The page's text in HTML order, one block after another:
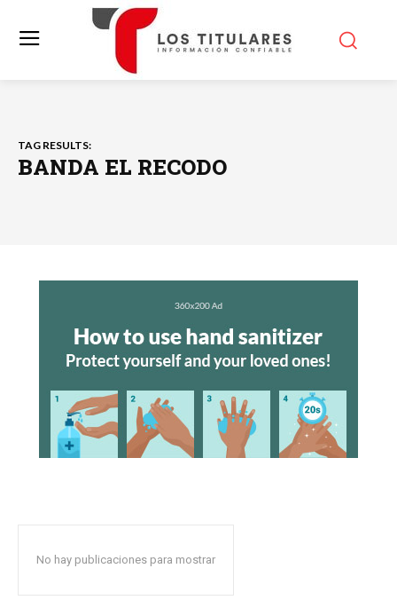
TAG RESULTS:
BANDA EL RECODO
No hay publicaciones para mostrar